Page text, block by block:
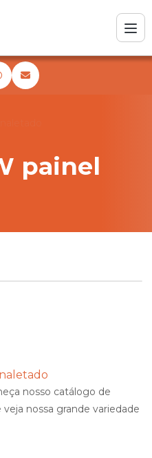
painel
nosso catálogo de
nossa grande variedade